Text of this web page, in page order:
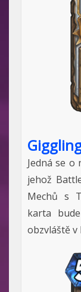
Jedná se
jehož
Mechů s
karta
obzvláště v